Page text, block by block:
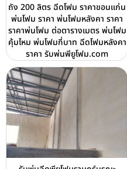
ถัง 200 ลิตร ฉีดโฟม ราคาขอนแก่น
พ่นโฟม ราคา พ่นโฟมหลังคา ราคา
ราคาพ่นโฟม ต่อตารางเมตร พ่นโฟม
คุ้มไหม พ่นโฟมกี่บาท ฉีดโฟมหลังคา
ราคา รับพ่นพียูโฟม.com